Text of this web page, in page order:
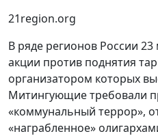
21region.org
В ряде регионов России
акции против поднятия
организатором которых
Митингующие требовали
«коммунальный террор»,
«награбленное»